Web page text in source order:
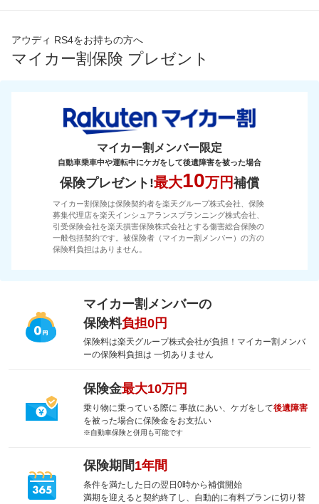
アウディ RS4をお持ちの方へ
マイカー割保険 プレゼント
マイカー割メンバー限定
自動車乗車中や運転中にケガをして後遺障害を被った場合
保険プレゼント!最大10万円補償
マイカー割保険は保険契約者を楽天グループ株式会社、保険
募集代理店を楽天インシュアランスプランニング株式会社、
引受保険会社を楽天損害保険株式会社とする傷害総合保険の
一般包括契約です。被保険者（マイカー割メンバー）の方の
保険料負担はありません。
マイカー割メンバーの
保険料負担0円
保険料は楽天グループ株式会社が負担！マイカー割メンバ
ーの保険料負担は 一切ありません
保険金最大10万円
乗り物に乗っている際に 事故にあい、ケガをして後遺障害
を被った場合に保険金をお支払い
※自動車保険と併用も可能です
保険期間1年間
条件を満たした日の翌日0時から補償開始
満期を迎えると契約終了し、自動的に有料プランに切り替